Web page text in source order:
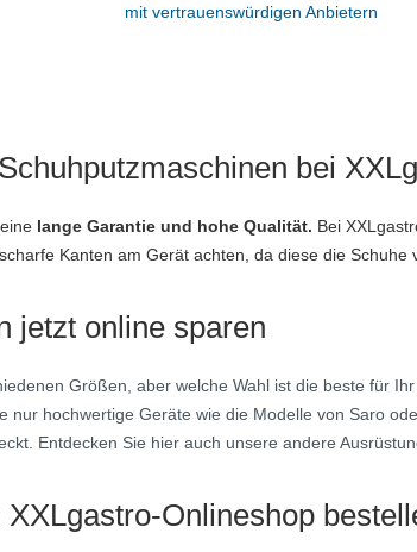
mit vertrauenswürdigen Anbietern
bei
lange Garantie und hohe Qualität. Bei
Kanten am Gerät achten, da diese die
jetzt online sparen
Größen, aber welche Wahl ist die beste für
nur hochwertige Geräte wie die Modelle von Saro
Entdecken Sie hier auch unsere andere
Onlineshop